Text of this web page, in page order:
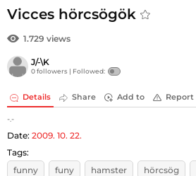
Vicces hörcsögök
1.729 views
J/-\K
0 followers | Followed:
Details Share Add to Report
-.-
Date: 2009. 10. 22.
Tags:
funny
funy hamster hörcsög